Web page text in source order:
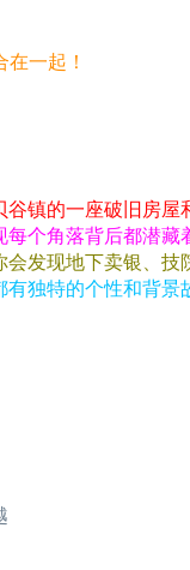
一起！
镇的一座破旧房屋
个角落背后都潜藏
发现地下卖银、技
独特的个性和背景